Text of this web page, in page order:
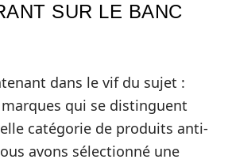
SUR LE BANC
dans le vif du sujet :
qui se distinguent
catégorie de produits anti-
avons sélectionné une